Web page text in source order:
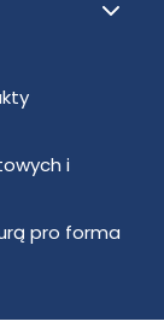
i
pro forma